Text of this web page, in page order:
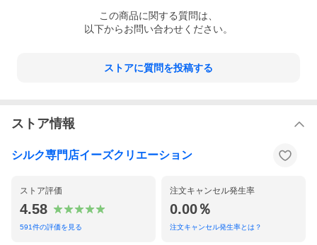
●ブラの要らないインナーキャミソールとして着回せるブ
●アンダーゴムは前側のみで締め付けなく楽な着用感
生地感。カップ裏はシルク100％でふんわりと滑らかな肌
この商品に関する質問は、
以下からお問い合わせください。
ストアに質問を投稿する
ストア情報
シルク専門店イーズクリエーション
ストア評価
4.58
591件の評価を見る
注文キャンセル発生率
0.00％
注文キャンセル発生率とは？